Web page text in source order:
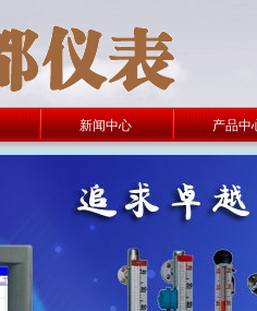
新闻中心 产品中